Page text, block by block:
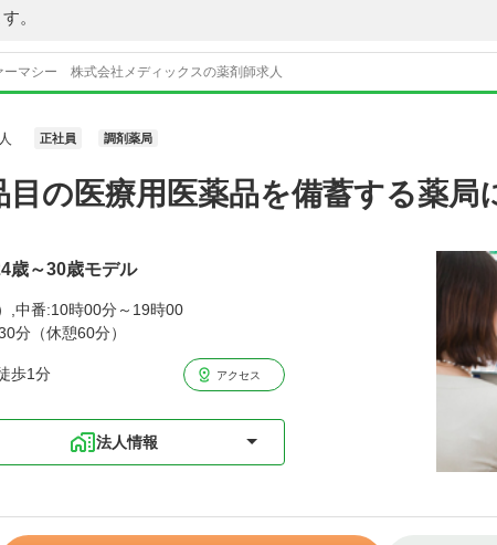
。
ーマシー 株式会社メディックスの薬剤師求人
正社員 調剤薬局
の医療用医薬品を備蓄する薬局
歳～30歳モデル
,中番:10時00分～19時00
分（休憩60分）
歩1分 アクセス
法人情報